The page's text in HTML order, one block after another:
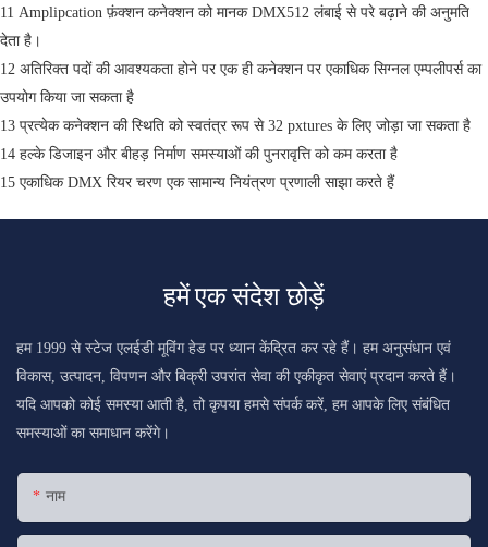
11 Amplipcation फ़ंक्शन कनेक्शन को मानक DMX512 लंबाई से परे बढ़ाने की अनुमति
देता है।
12 अतिरिक्त पदों की आवश्यकता होने पर एक ही कनेक्शन पर एकाधिक सिग्नल एम्पलीपर्स का
उपयोग किया जा सकता है
13 प्रत्येक कनेक्शन की स्थिति को स्वतंत्र रूप से 32 pxtures के लिए जोड़ा जा सकता है
14 हल्के डिजाइन और बीहड़ निर्माण समस्याओं की पुनरावृत्ति को कम करता है
15 एकाधिक DMX रियर चरण एक सामान्य नियंत्रण प्रणाली साझा करते हैं
हमें एक संदेश छोड़ें
हम 1999 से स्टेज एलईडी मूविंग हेड पर ध्यान केंद्रित कर रहे हैं। हम अनुसंधान एवं
विकास, उत्पादन, विपणन और बिक्री उपरांत सेवा की एकीकृत सेवाएं प्रदान करते हैं।
यदि आपको कोई समस्या आती है, तो कृपया हमसे संपर्क करें, हम आपके लिए संबंधित
समस्याओं का समाधान करेंगे।
नाम